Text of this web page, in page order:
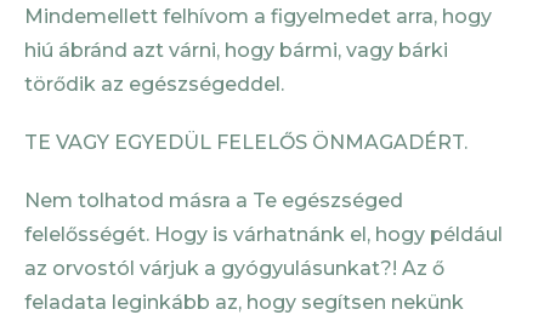
Mindemellett felhívom a figyelmedet arra, hogy
hiú ábránd azt várni, hogy bármi, vagy bárki
törődik az egészségeddel.
TE VAGY EGYEDÜL FELELŐS ÖNMAGADÉRT.
Nem tolhatod másra a Te egészséged
felelősségét. Hogy is várhatnánk el, hogy például
az orvostól várjuk a gyógyulásunkat?! Az ő
feladata leginkább az, hogy segítsen nekünk